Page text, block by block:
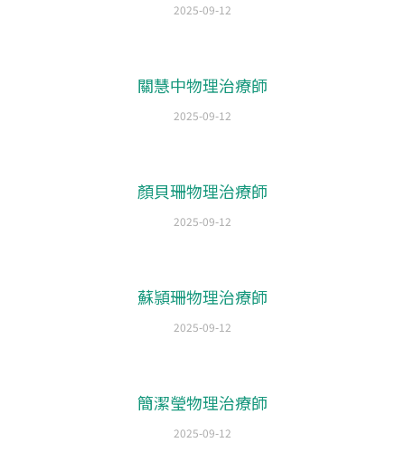
2025-09-12
關慧中物理治療師
2025-09-12
顏貝珊物理治療師
2025-09-12
蘇頴珊物理治療師
2025-09-12
簡潔瑩物理治療師
2025-09-12